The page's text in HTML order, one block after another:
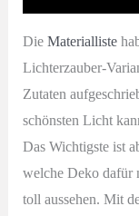
Die Materialliste
Lichterzauber-
Zutaten
schönsten Licht
Das Wichtigste ist
welche Deko dafür
toll aussehen. Mit